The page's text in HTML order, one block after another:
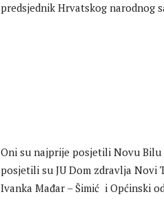
predsjednik Hrvatskog narodnog
Oni su najprije posjetili Novu Bilu
posjetili su JU Dom zdravlja Novi
Ivanka Mađar – Šimić i Općinski